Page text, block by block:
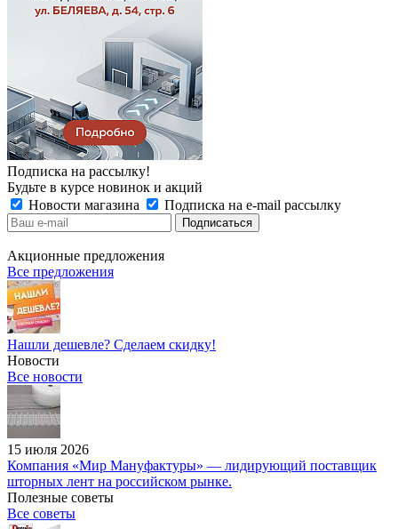
Подписка на рассылку!
Будьте в курсе новинок и акций
Новости магазина
Подписка на e-mail рассылку
Акционные предложения
Все предложения
Нашли дешевле? Сделаем скидку!
Новости
Все новости
15 июля 2026
Компания «Мир Мануфактуры» — лидирующий поставщик
шторных лент на российском рынке.
Полезные советы
Все советы